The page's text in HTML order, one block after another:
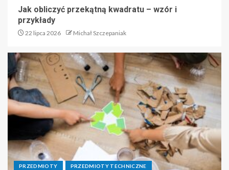
Jak obliczyć przekątną kwadratu – wzór i
przykłady
22 lipca 2026 Michał Szczepaniak
PRZEDMIOTY PRZEDMIOTY TECHNICZNE